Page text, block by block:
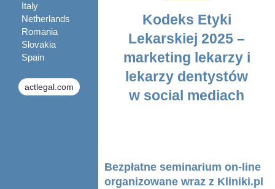
Italy
Netherlands
Romania
Slovakia
Spain
actlegal.com
Kodeks Etyki
Lekarskiej 2025 –
marketing lekarzy i
lekarzy dentystów
w social mediach
Bezpłatne seminarium on-line
organizowane wraz z Kliniki.pl